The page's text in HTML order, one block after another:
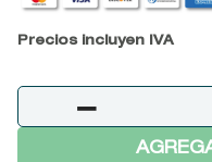
Precios incluyen IVA
－